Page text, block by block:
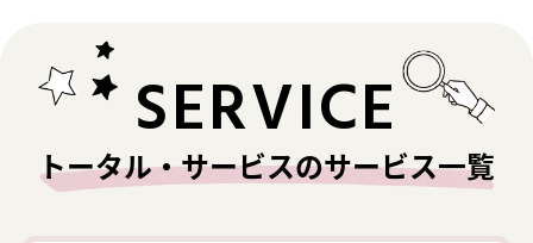
SERVICE
トータル・サービスのサービス一覧